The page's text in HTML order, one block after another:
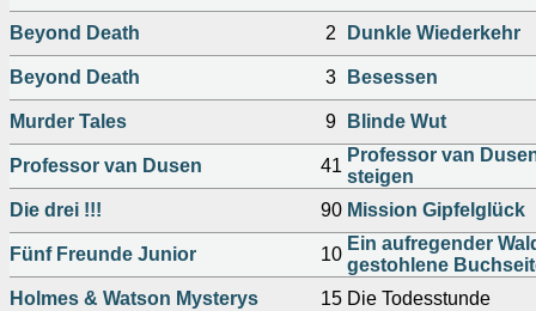
Beyond Death 2 Dunkle Wiederkehr
Beyond Death 3 Besessen
Murder Tales 9 Blinde Wut
Professor van Dusen 41
Professor van
steigen
Die drei !!!
90 Mission Gipfelglück
Fünf Freunde Junior 10
Ein aufregender
gestohlene
Holmes & Watson Mysterys
15 Die Todesstunde